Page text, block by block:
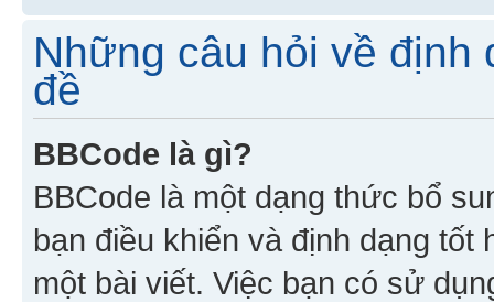
Những câu hỏi về định
đề
BBCode là gì?
BBCode là một dạng thức bổ
bạn điều khiển và định dạng
một bài viết. Việc bạn có sử